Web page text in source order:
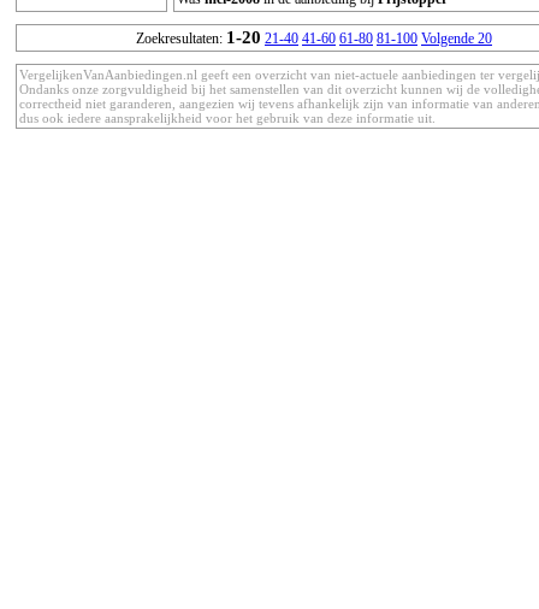
Zoekresultaten: 1-20 21-40 41-60 61-80 81-100 Volgende 20
VergelijkenVanAanbiedingen.nl geeft een overzicht van niet-actuele aanbiedingen ter
Ondanks onze zorgvuldigheid bij het samenstellen van dit overzicht kunnen wij de
correctheid niet garanderen, aangezien wij tevens afhankelijk zijn van informatie van
dus ook iedere aansprakelijkheid voor het gebruik van deze informatie uit.